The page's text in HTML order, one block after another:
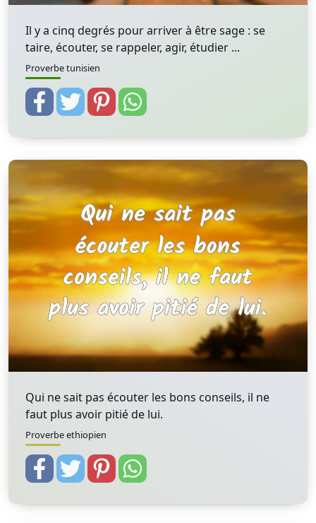
Il y a cinq degrés pour arriver à être sage : se
taire, écouter, se rappeler, agir, étudier ...
Proverbe tunisien
Qui ne sait pas écouter les bons conseils, il ne
faut plus avoir pitié de lui.
Proverbe ethiopien